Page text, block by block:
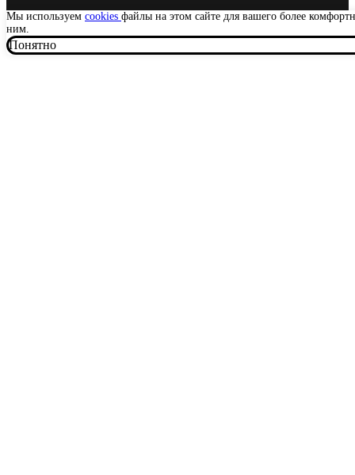
Мы используем cookies файлы на этом сайте для вашего более
ним.
Понятно